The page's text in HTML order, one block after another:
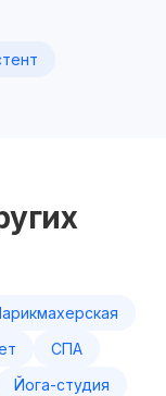
СПА
Йога-студия